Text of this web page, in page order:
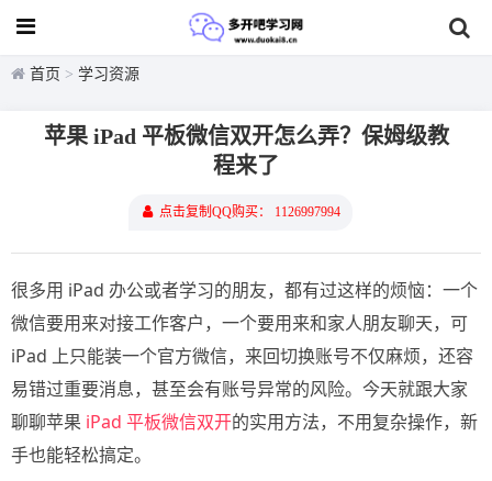
首页 > 学习资源
苹果 iPad 平板微信双开怎么弄？保姆级教
程来了
点击复制QQ购买： 1126997994
很多用 iPad 办公或者学习的朋友，都有过这样的烦恼：一个
微信要用来对接工作客户，一个要用来和家人朋友聊天，可
iPad 上只能装一个官方微信，来回切换账号不仅麻烦，还容
易错过重要消息，甚至会有账号异常的风险。今天就跟大家
聊聊苹果 iPad 平板微信双开的实用方法，不用复杂操作，新
手也能轻松搞定。